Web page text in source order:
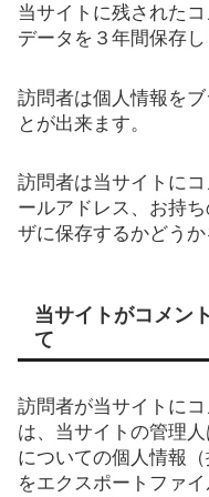
当サイトに残された
データを３年間保存し
訪問者は個人情報を
とが出来ます。
訪問者は当サイトに
ールアドレス、お持
ザに保存するかどうか
当サイトがコメン
て
訪問者が当サイトに
は、当サイトの管理
についての個人情報
をエクスポートファ